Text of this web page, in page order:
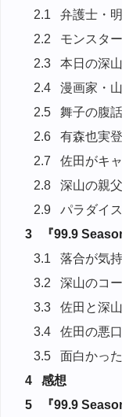
2.1
弁護士・
2.2
モンスタ
2.3
本日の深
2.4
漫画家・
2.5
舞子の腹
2.6
有森也実
2.7
佐田がキ
2.8
深山の親
2.9
パラダイ
3
『99.9
3.1
落合が気
3.2
深山のコ
3.3
佐田と深
3.4
佐田の悪
3.5
面白かった
4
感想
5
『99.9